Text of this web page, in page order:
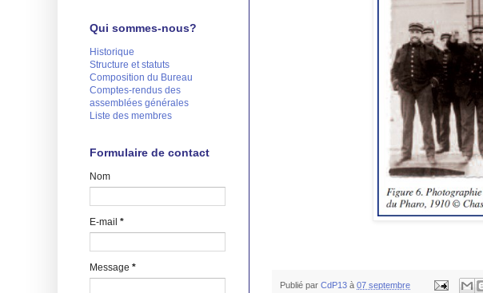
Publié par CdP13 à 07 septembre
Qui sommes-nous?
Historique
Structure et statuts
Composition du Bureau
Comptes-rendus des
assemblées générales
Liste des membres
Formulaire de contact
Nom
E-mail *
Message *